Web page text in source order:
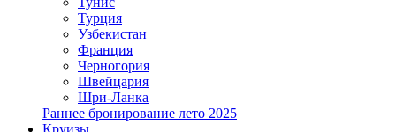
Турция
Узбекистан
Франция
Черногория
Швейцария
Шри-Ланка
Раннее бронирование лето 2025
Круизы